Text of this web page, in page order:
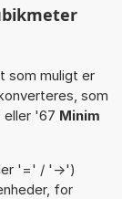
som muligt er
som
eller '67 Minim
'=' / '->')
for